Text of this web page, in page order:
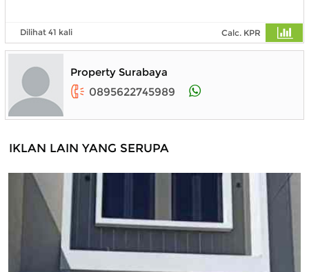
Dilihat 41 kali Calc. KPR
Property Surabaya
0895622745989
IKLAN LAIN YANG SERUPA